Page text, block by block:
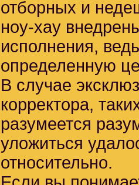
отборных и
ноу-хау
исполнения,
определенную
В случае
корректора,
разумеется
уложиться
относительно.